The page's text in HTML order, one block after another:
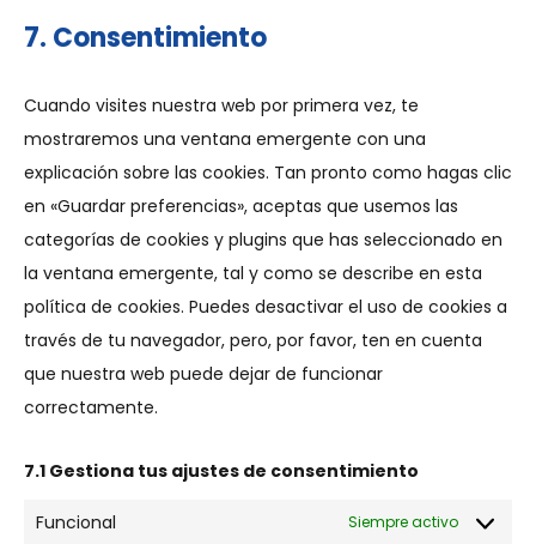
7. Consentimiento
Cuando visites nuestra web por primera vez, te
mostraremos una ventana emergente con una
explicación sobre las cookies. Tan pronto como hagas clic
en «Guardar preferencias», aceptas que usemos las
categorías de cookies y plugins que has seleccionado en
la ventana emergente, tal y como se describe en esta
política de cookies. Puedes desactivar el uso de cookies a
través de tu navegador, pero, por favor, ten en cuenta
que nuestra web puede dejar de funcionar
correctamente.
7.1 Gestiona tus ajustes de consentimiento
Funcional Siempre activo